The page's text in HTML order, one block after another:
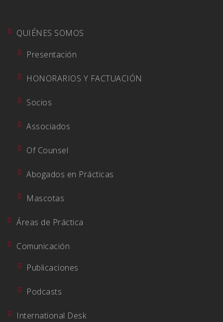
QUIÉNES SOMOS
Presentación
HONORARIOS Y FACTUACIÓN
Socios
Associados
Of Counsel
Abogados en Prácticas
Mascotas
Áreas de Práctica
Comunicación
Publicaciones
Podcasts
International Desk